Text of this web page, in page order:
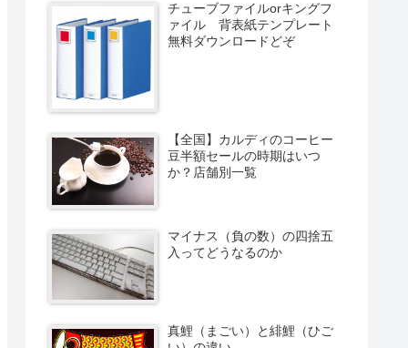
チューブファイルorキングフ
ァイル 背表紙テンプレート
無料ダウンロードどぞ
【全国】カルディのコーヒー
豆半額セールの時期はいつ
か？店舗別一覧
マイナス（負の数）の四捨五
入ってどうなるのか
真鯉（まごい）と緋鯉（ひご